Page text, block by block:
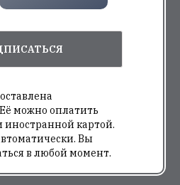
можно оплатить
иностранной картой.
Вы
в любой момент.